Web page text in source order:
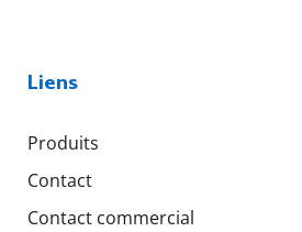
Liens
Produits
Contact
Contact commercial